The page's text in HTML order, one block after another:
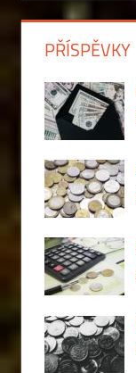
PŘÍSPĚVKY